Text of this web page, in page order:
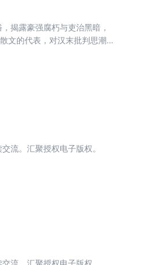
揭露豪强腐朽与吏治黑暗，
文的代表，对汉末批判思潮
流。汇聚授权电子版权。
流。汇聚授权电子版权。